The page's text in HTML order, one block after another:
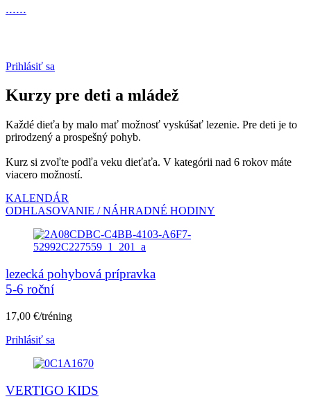
......
Prihlásiť sa
Kurzy pre deti a mládež
Každé dieťa by malo mať možnosť vyskúšať lezenie. Pre deti je to
prirodzený a prospešný pohyb.
Kurz si zvoľte podľa veku dieťaťa. V kategórii nad 6 rokov máte
viacero možností.
KALENDÁR
ODHLASOVANIE / NÁHRADNÉ HODINY
lezecká pohybová prípravka
5-6 roční
17,00 €/tréning
Prihlásiť sa
VERTIGO KIDS